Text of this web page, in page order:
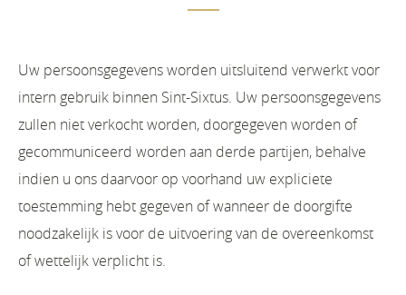
Uw persoonsgegevens worden uitsluitend verwerkt voor
intern gebruik binnen Sint-Sixtus. Uw persoonsgegevens
zullen niet verkocht worden, doorgegeven worden of
gecommuniceerd worden aan derde partijen, behalve
indien u ons daarvoor op voorhand uw expliciete
toestemming hebt gegeven of wanneer de doorgifte
noodzakelijk is voor de uitvoering van de overeenkomst
of wettelijk verplicht is.